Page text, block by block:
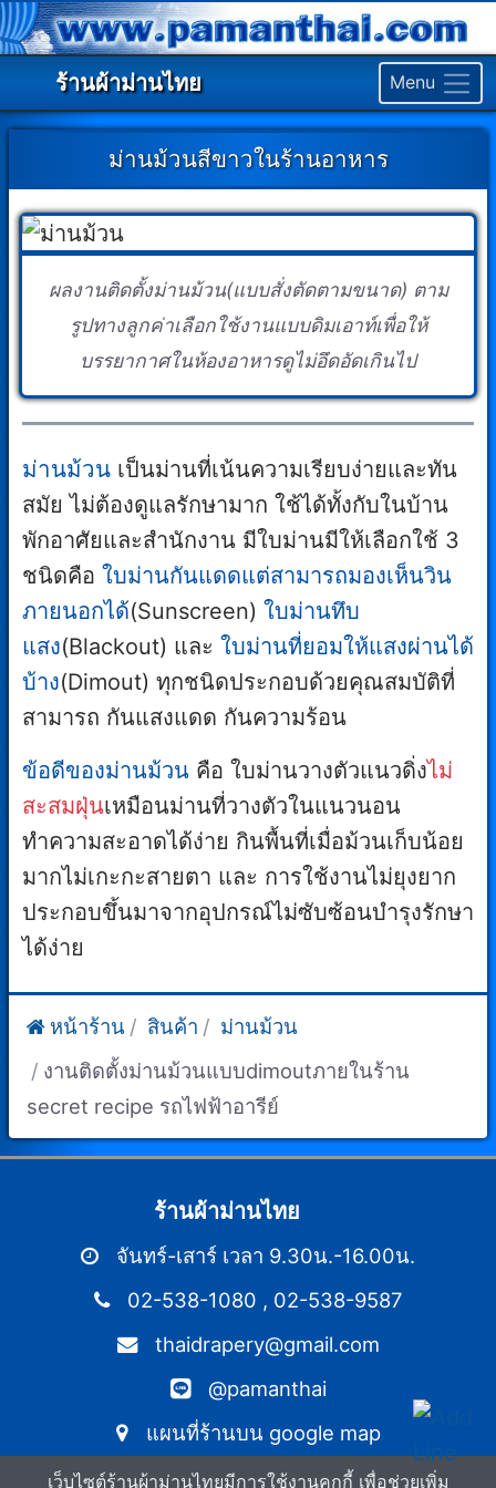
ร้านผ้าม่านไทย Menu
ม่านม้วนสีขาวในร้านอาหาร
ผลงานติดตั้งม่านม้วน(แบบสั่งตัดตามขนาด) ตาม
รูปทางลูกค่าเลือกใช้งานแบบดิมเอาท์เพื่อให้
บรรยากาศในห้องอาหารดูไม่อึดอัดเกินไป
ม่านม้วน เป็นม่านที่เน้นความเรียบง่ายและทัน
สมัย ไม่ต้องดูแลรักษามาก ใช้ได้ทั้งกับในบ้าน
พักอาศัยและสำนักงาน มีใบม่านมีให้เลือกใช้ 3
ชนิดคือ ใบม่านกันแดดแต่สามารถมองเห็นวิน
ภายนอกได้(Sunscreen) ใบม่านทึบ
แสง(Blackout) และ ใบม่านที่ยอมให้แสงผ่านได้
บ้าง(Dimout) ทุกชนิดประกอบด้วยคุณสมบัติที่
สามารถ กันแสงแดด กันความร้อน
ข้อดีของม่านม้วน คือ ใบม่านวางตัวแนวดิ่งไม่
สะสมฝุ่นเหมือนม่านที่วางตัวในแนวนอน
ทำความสะอาดได้ง่าย กินพื้นที่เมื่อม้วนเก็บน้อย
มากไม่เกะกะสายตา และ การใช้งานไม่ยุงยาก
ประกอบขึ้นมาจากอุปกรณ์ไม่ซับซ้อนบำรุงรักษา
ได้ง่าย
หน้าร้าน สินค้า
ม่านม้วน
งานติดตั้งม่านม้วนแบบdimoutภายในร้าน
secret recipe รถไฟฟ้าอารีย์
ร้านผ้าม่านไทย
จันทร์-เสาร์ เวลา 9.30น.-16.00น.
02-538-1080 , 02-538-9587
thaidrapery@gmail.com
@pamanthai
แผนที่ร้านบน google map
เว็บไซต์ร้านผ้าม่านไทยมีการใช้งานคุกกี้ เพื่อช่วยเพิ่ม